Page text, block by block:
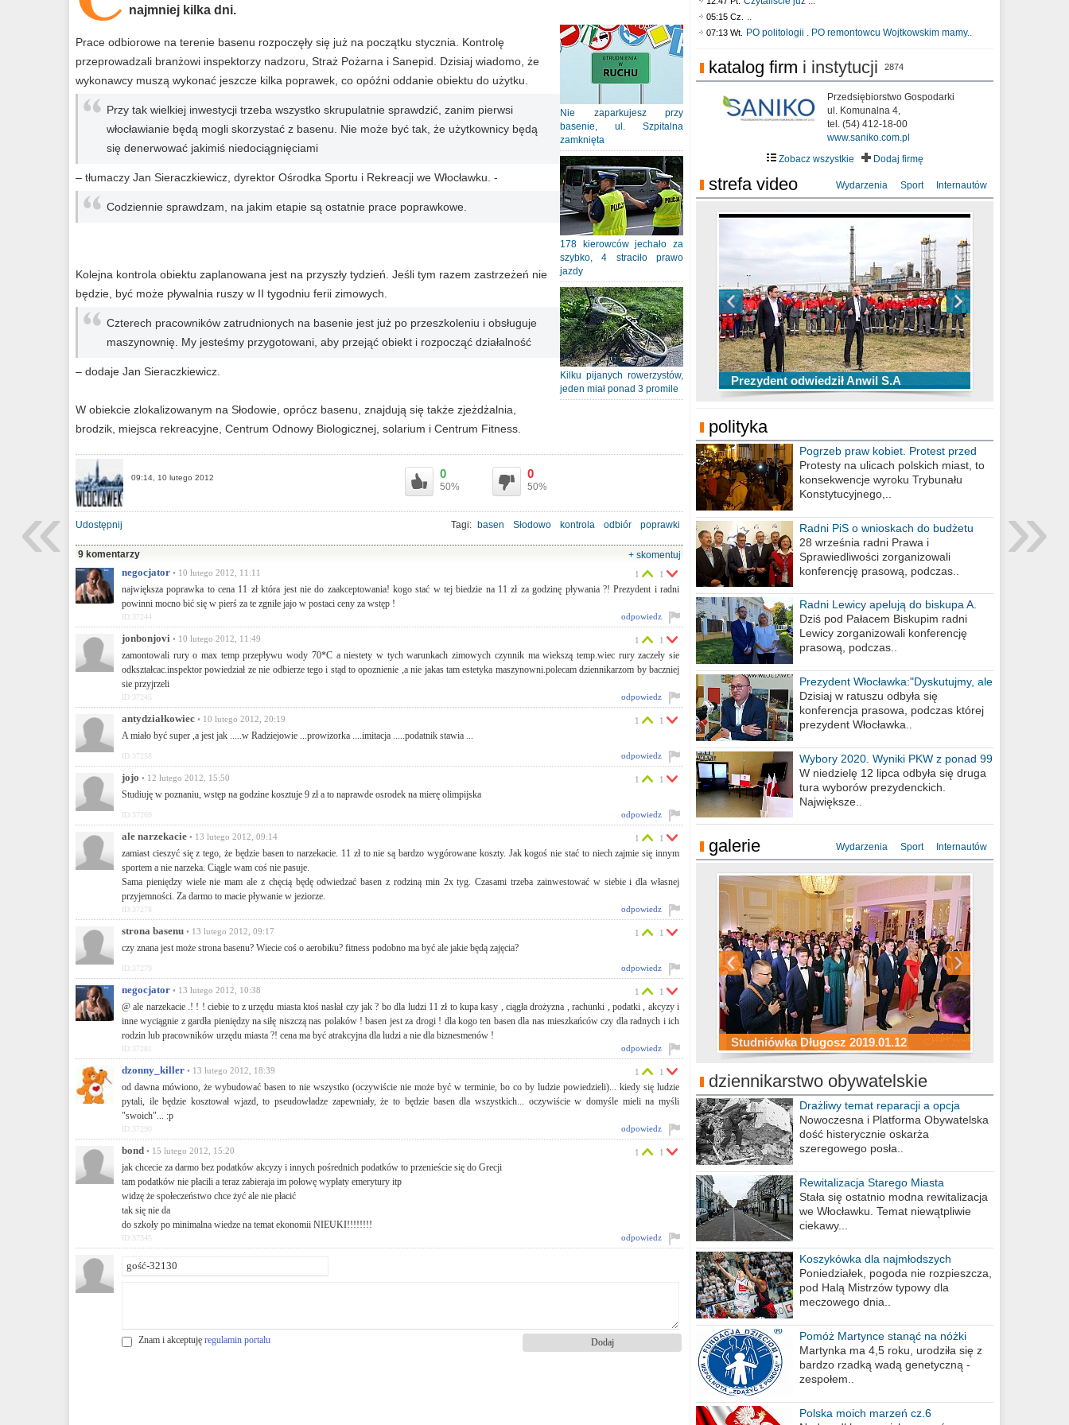
najmniej kilka dni.
Nie zaparkujesz przy
basenie, ul. Szpitalna
zamknięta
178 kierowców jechało za
szybko, 4 straciło prawo
jazdy
Kilku pijanych rowerzystów,
jeden miał ponad 3 promile
Prace odbiorowe na terenie basenu rozpoczęły się już na początku stycznia. Kontrolę
przeprowadzali branżowi inspektorzy nadzoru, Straż Pożarna i Sanepid. Dzisiaj wiadomo, że
wykonawcy muszą wykonać jeszcze kilka poprawek, co opóźni oddanie obiektu do użytku.
Przy tak wielkiej inwestycji trzeba wszystko skrupulatnie sprawdzić, zanim pierwsi
włocławianie będą mogli skorzystać z basenu. Nie może być tak, że użytkownicy będą
się denerwować jakimiś niedociągnięciami
– tłumaczy Jan Sieraczkiewicz, dyrektor Ośrodka Sportu i Rekreacji we Włocławku. -
Codziennie sprawdzam, na jakim etapie są ostatnie prace poprawkowe.
Kolejna kontrola obiektu zaplanowana jest na przyszły tydzień. Jeśli tym razem zastrzeżeń nie
będzie, być może pływalnia ruszy w II tygodniu ferii zimowych.
Czterech pracowników zatrudnionych na basenie jest już po przeszkoleniu i obsługuje
maszynownię. My jesteśmy przygotowani, aby przejąć obiekt i rozpocząć działalność
– dodaje Jan Sieraczkiewicz.
W obiekcie zlokalizowanym na Słodowie, oprócz basenu, znajdują się także zjeżdżalnia,
brodzik, miejsca rekreacyjne, Centrum Odnowy Biologicznej, solarium i Centrum Fitness.
09:14, 10 lutego 2012 0
50%
0
50%
Udostępnij Tagi: basen Słodowo kontrola odbiór poprawki
9 komentarzy
+ skomentuj
negocjator • 10 lutego 2012, 11:11
największa poprawka to cena 11 zł która jest nie do zaakceptowania! kogo stać w tej biedzie na 11 zł za godzinę pływania ?! Prezydent i radni
powinni mocno bić się w pierś za te zgniłe jajo w postaci ceny za wstęp !
1 1
odpowiedz
ID:37244
jonbonjovi • 10 lutego 2012, 11:49
zamontowali rury o max temp przepływu wody 70*C a niestety w tych warunkach zimowych czynnik ma wiekszą temp.wiec rury zaczeły sie
odkształcac.inspektor powiedział ze nie odbierze tego i stąd to opoznienie ,a nie jakas tam estetyka maszynowni.polecam dziennikarzom by baczniej
sie przyjrzeli
1 1
odpowiedz
ID:37245
antydziałkowiec • 10 lutego 2012, 20:19
A miało być super ,a jest jak .....w Radziejowie ...prowizorka ....imitacja .....podatnik stawia ...
1 1
odpowiedz
ID:37258
jojo • 12 lutego 2012, 15:50
Studiuję w poznaniu, wstęp na godzine kosztuje 9 zł a to naprawde osrodek na mierę olimpijska
1 1
odpowiedz
ID:37269
ale narzekacie • 13 lutego 2012, 09:14
zamiast cieszyć się z tego, że będzie basen to narzekacie. 11 zł to nie są bardzo wygórowane koszty. Jak kogoś nie stać to niech zajmie się innym
sportem a nie narzeka. Ciągle wam coś nie pasuje.
Sama pieniędzy wiele nie mam ale z chęcią będę odwiedzać basen z rodziną min 2x tyg. Czasami trzeba zainwestować w siebie i dla własnej
przyjemności. Za darmo to macie pływanie w jeziorze.
1 1
odpowiedz
ID:37278
strona basenu • 13 lutego 2012, 09:17
czy znana jest może strona basenu? Wiecie coś o aerobiku? fitness podobno ma być ale jakie będą zajęcia?
1 1
odpowiedz
ID:37279
negocjator • 13 lutego 2012, 10:38
@ ale narzekacie .! ! ! ciebie to z urzędu miasta ktoś nasłał czy jak ? bo dla ludzi 11 zł to kupa kasy , ciągła drożyzna , rachunki , podatki , akcyzy i
inne wyciągnie z gardła pieniędzy na siłę niszczą nas polaków ! basen jest za drogi ! dla kogo ten basen dla nas mieszkańców czy dla radnych i ich
rodzin lub pracowników urzędu miasta ?! cena ma być atrakcyjna dla ludzi a nie dla biznesmenów !
1 1
odpowiedz
ID:37281
dzonny_killer • 13 lutego 2012, 18:39
od dawna mówiono, że wybudować basen to nie wszystko (oczywiście nie może być w terminie, bo co by ludzie powiedzieli)... kiedy się ludzie
pytali, ile będzie kosztował wjazd, to pseudowładze zapewniały, że to będzie basen dla wszystkich... oczywiście w domyśle mieli na myśli
"swoich"... :p
1 1
odpowiedz
ID:37290
bond • 15 lutego 2012, 15:20
jak chcecie za darmo bez podatków akcyzy i innych pośrednich podatków to przenieście się do Grecji
tam podatków nie płacili a teraz zabieraja im połowę wypłaty emerytury itp
widzę że społeczeństwo chce żyć ale nie płacić
tak się nie da
do szkoły po minimalna wiedze na temat ekonomii NIEUKI!!!!!!!!
1 1
odpowiedz
ID:37345
Znam i akceptuję regulamin portalu
05:15 Cz. ..
07:13 Wt. PO politologii . PO remontowcu Wojtkowskim mamy..
katalog firm i instytucji 2874
Przedsiębiorstwo Gospodarki
ul. Komunalna 4,
tel. (54) 412-18-00
www.saniko.com.pl
Zobacz wszystkie
Dodaj firmę
strefa video Wydarzenia Sport Internautów
Prezydent odwiedził Anwil S.A
TOP 10 przechwytów Anwilu Włocławek
w EBL w sezonie 2019/2020
TOP 5 rzutów Anwilu Włocławek w BCL
w sezonie 2019/2020
Ni To Ponk - W oczach mamy strach
sixf33t .Last Year DRONE FOOTAGE
Włocławek
XXIII Sesja Rady Miasta Włocławek VIII
kadencji w dniu 09.06.2020 r.
polityka
Pogrzeb praw kobiet. Protest przed
biurem poselskim PiS
Protesty na ulicach polskich miast, to
konsekwencje wyroku Trybunału
Konstytucyjnego,..
Radni PiS o wnioskach do budżetu
miasta na 2021 rok
28 września radni Prawa i
Sprawiedliwości zorganizowali
konferencję prasową, podczas..
Radni Lewicy apelują do biskupa A.
Wiesława Meringa
Dziś pod Pałacem Biskupim radni
Lewicy zorganizowali konferencję
prasową, podczas..
Prezydent Włocławka:"Dyskutujmy, ale
nie obrażajmy się”
Dzisiaj w ratuszu odbyła się
konferencja prasowa, podczas której
prezydent Włocławka..
Wybory 2020. Wyniki PKW z ponad 99
procent obwodów
W niedzielę 12 lipca odbyła się druga
tura wyborów prezydenckich.
Największe..
galerie Wydarzenia Sport Internautów
Studniówka Długosz 2019.01.12
ZS Budowlanych 2019.01.12
Studniówka LZK 2019.01.11
Studniówka Kopernik 2019.01.11
Studniówka LMK 2019.01.05
Studniówka ZS Ekonomicznych
2019.01.05
dziennikarstwo obywatelskie
Drażliwy temat reparacji a opcja
berlińska
Nowoczesna i Platforma Obywatelska
dość histerycznie oskarża
szeregowego posła..
Rewitalizacja Starego Miasta
Stała się ostatnio modna rewitalizacja
we Włocławku. Temat niewątpliwie
ciekawy...
Koszykówka dla najmłodszych
Poniedziałek, pogoda nie rozpieszcza,
pod Halą Mistrzów typowy dla
meczowego dnia..
Pomóż Martynce stanąć na nóżki
Martynka ma 4,5 roku, urodziła się z
bardzo rzadką wadą genetyczną -
zespołem..
Polska moich marzeń cz.6
»
«